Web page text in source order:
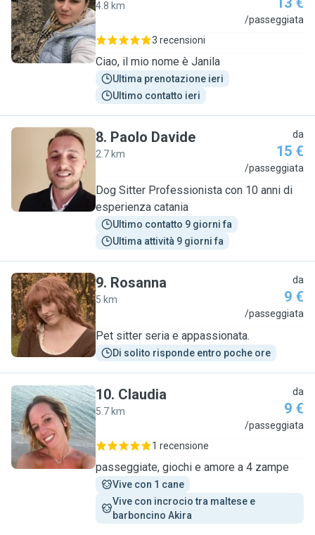
J
4.8 km
/passeggiata
3 recensioni
Ciao, il mio nome è Janila
Ultima prenotazione ieri
Ultimo contatto ieri
P
8. Paolo Davide
2.7 km
da
15 €
/passeggiata
Dog Sitter Professionista con 10 anni di
esperienza catania
Ultimo contatto 9 giorni fa
Ultima attività 9 giorni fa
R
9. Rosanna
5 km
da
9 €
/passeggiata
Pet sitter seria e appassionata.
Di solito risponde entro poche ore
C
10. Claudia
5.7 km
da
9 €
/passeggiata
1 recensione
passeggiate, giochi e amore a 4 zampe
Vive con 1 cane
Vive con incrocio tra maltese e
barboncino Akira